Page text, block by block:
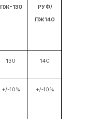
ПЖ-130
РУФ/
ПЖ140
130 140
+/-10% +/-10%